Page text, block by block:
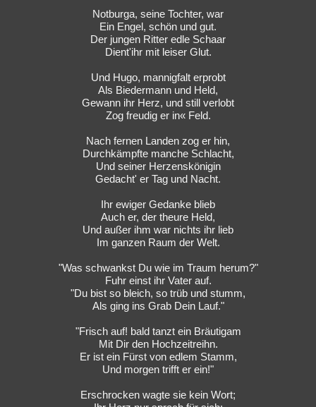
Notburga, seine Tochter, war
Ein Engel, schön und gut.
Der jungen Ritter edle Schaar
Dient'ihr mit leiser Glut.
Und Hugo, mannigfalt erprobt
Als Biedermann und Held,
Gewann ihr Herz, und still verlobt
Zog freudig er in« Feld.
Nach fernen Landen zog er hin,
Durchkämpfte manche Schlacht,
Und seiner Herzenskönigin
Gedacht' er Tag und Nacht.
Ihr ewiger Gedanke blieb
Auch er, der theure Held,
Und außer ihm war nichts ihr lieb
Im ganzen Raum der Welt.
"Was schwankst Du wie im Traum herum?"
Fuhr einst ihr Vater auf.
"Du bist so bleich, so trüb und stumm,
Als ging ins Grab Dein Lauf."
"Frisch auf! bald tanzt ein Bräutigam
Mit Dir den Hochzeitreihn.
Er ist ein Fürst von edlem Stamm,
Und morgen trifft er ein!"
Erschrocken wagte sie kein Wort;